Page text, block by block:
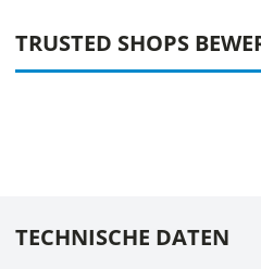
TRUSTED SHOPS
TECHNISCHE DATEN